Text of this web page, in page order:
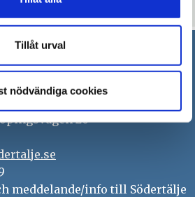
Tillåt urval
nödvändiga cookies
kommun
26
meddelande/info till Södertälje